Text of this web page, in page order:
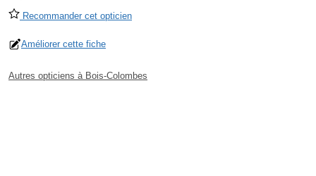
Recommander cet opticien
Améliorer cette fiche
Autres opticiens à Bois-Colombes